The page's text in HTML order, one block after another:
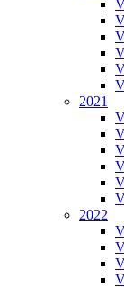
2021
2022